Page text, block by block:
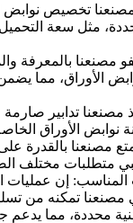
تخصيص نوابض
مثل سعة التحميل
مصنعنا بالمعرفة
الأوراق، مما
مصنعنا تدابير صارمة
نوابض الأوراق
مصنعنا بالقدرة
متطلبات مختلف
المناسب: إن عمليات
مصنعنا تمكنه من
محددة، مما يدعم